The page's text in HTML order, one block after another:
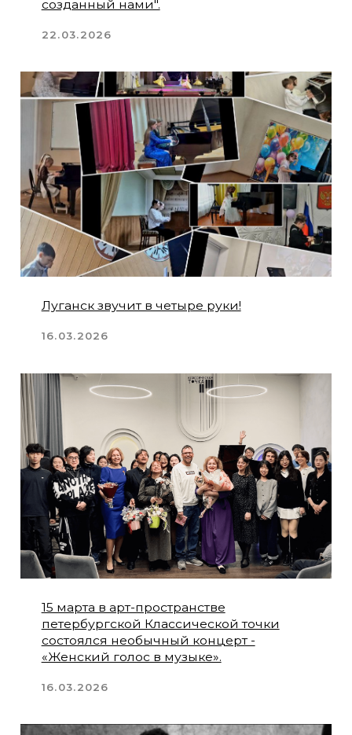
«Диалоги Невских берегов» в
Концертном зале «Сибирский»
04.02.2026
для фортепианного ансамбля
композиторов Санкт-Петербурга»
04.02.2026
1 февраля в Баженовском зале
Царицыно прозвучала программа
«Контрасты».
04.02.2026